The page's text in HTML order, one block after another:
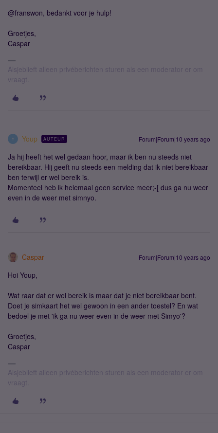
@franswon, bedankt voor je hulp!
Groetjes,
Caspar
Alsjeblieft alleen privéberichten sturen als een moderator er om
vraagt.
Y Youp AUTEUR Forum|Forum|10 years ago
Ja hij heeft het wel gedaan hoor, maar ik ben nu steeds niet
bereikbaar. Hij geeft nu steeds een melding dat ik niet bereikbaar
ben terwijl er wel bereik is.
Momenteel heb ik helemaal geen service meer;-[ dus ga nu weer
even in de weer met simnyo.
Caspar Forum|Forum|10 years ago
Hoi Youp,
Wat raar dat er wel bereik is maar dat je niet bereikbaar bent.
Doet je simkaart het wel gewoon in een ander toestel? En wat
bedoel je met 'ik ga nu weer even in de weer met Simyo'?
Groetjes,
Caspar
Alsjeblieft alleen privéberichten sturen als een moderator er om
vraagt.